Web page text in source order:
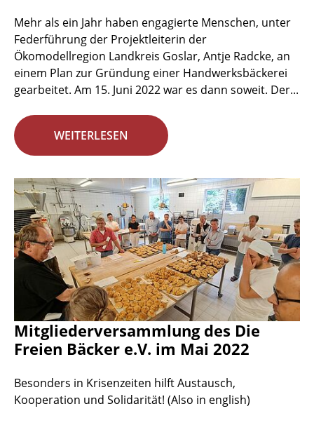
Mehr als ein Jahr haben engagierte Menschen, unter
Federführung der Projektleiterin der
Ökomodellregion Landkreis Goslar, Antje Radcke, an
einem Plan zur Gründung einer Handwerksbäckerei
gearbeitet. Am 15. Juni 2022 war es dann soweit. Der...
WEITERLESEN
Mitgliederversammlung des Die
Freien Bäcker e.V. im Mai 2022
Besonders in Krisenzeiten hilft Austausch,
Kooperation und Solidarität! (Also in english)